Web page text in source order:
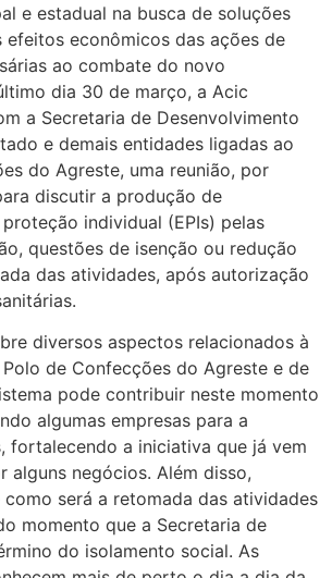
e estadual na busca de soluções
efeitos econômicos das ações de
ao combate do novo
dia 30 de março, a Acic
a Secretaria de Desenvolvimento
e demais entidades ligadas ao
do Agreste, uma reunião, por
discutir a produção de
individual (EPIs) pelas
questões de isenção ou redução
das atividades, após autorização
diversos aspectos relacionados à
de Confecções do Agreste e de
pode contribuir neste momento
algumas empresas para a
fortalecendo a iniciativa que já vem
alguns negócios. Além disso,
será a retomada das atividades
momento que a Secretaria de
do isolamento social. As